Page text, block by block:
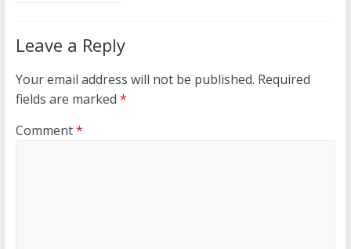
Leave a Reply
Your email address will not be published. Required
fields are marked *
Comment*